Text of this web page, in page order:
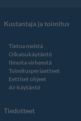
Kustantaja ja toimitus
Tietoa meistä
Oikaisukäytäntö
Ilmoita virheestä
Toimitusperiaatteet
Eettiset ohjeet
AI-käytäntö
Tiedotteet